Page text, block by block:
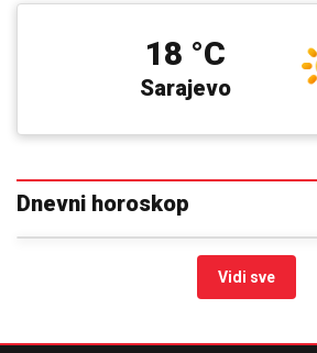
Sarajevo
18 °C
Dnevni horoskop
Vidi sve